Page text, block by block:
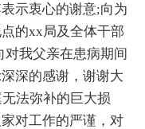
示衷心的谢意;向为
的xx局及全体干部
我父亲在患病期间
深的感谢，谢谢大
法弥补的巨大损
对工作的严谨，对